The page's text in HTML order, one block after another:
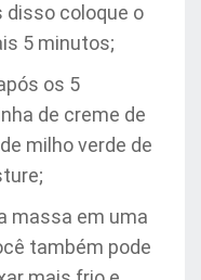
disso coloque o
5 minutos;
os 5
de creme de
milho verde de
massa em uma
também pode